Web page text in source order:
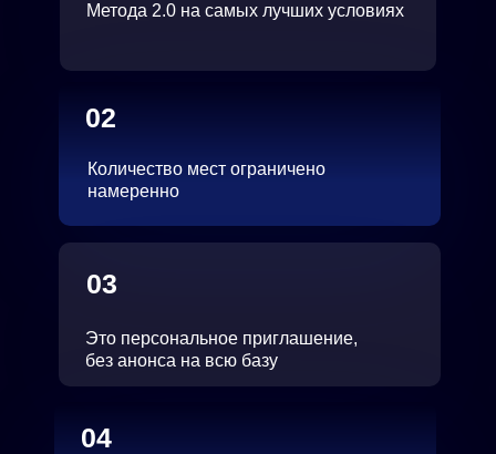
Метода 2.0 на самых лучших условиях
02
Количество мест ограничено
намеренно
04
03
Это персональное приглашение,
без анонса на всю базу